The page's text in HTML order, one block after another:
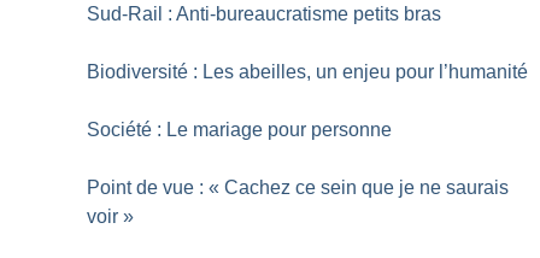
Sud-Rail : Anti-bureaucratisme petits bras
Biodiversité : Les abeilles, un enjeu pour l’humanité
Société : Le mariage pour personne
Point de vue : « Cachez ce sein que je ne saurais
voir »